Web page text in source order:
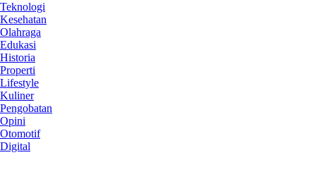
Teknologi
Kesehatan
Olahraga
Edukasi
Historia
Properti
Lifestyle
Kuliner
Pengobatan
Opini
Otomotif
Digital